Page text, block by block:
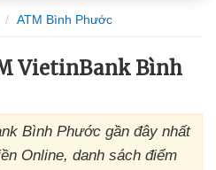
ATM Bình Phước
VietinBank Bình
Bình Phước gần đây nhất
Online, danh sách điểm